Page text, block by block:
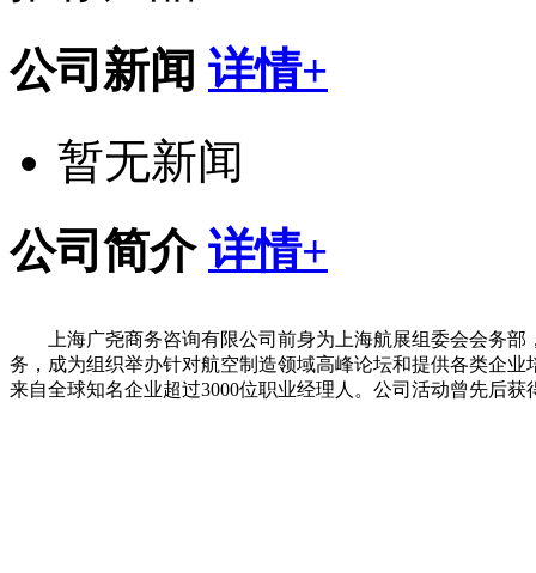
公司新闻 详情+
暂无新闻
公司简介 详情+
上海广尧商务咨询有限公司前身为上海航展组委会会务
务，成为组织举办针对航空制造领域高峰论坛和提供各类企
来自全球知名企业超过3000位职业经理人。公司活动曾先后获